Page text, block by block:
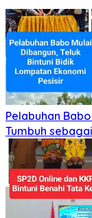
Pelabuhan
Tumbuh